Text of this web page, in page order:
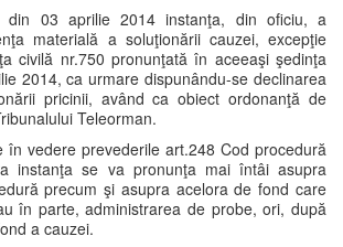
din 03 aprilie 2014 instanţa, din oficiu, a
materială a soluţionării cauzei, excepţie
civilă nr.750 pronunţată în aceeaşi şedinţa
2014, ca urmare dispunându-se declinarea
pricinii, având ca obiect ordonanţă de
Teleorman.
în vedere prevederile art.248 Cod procedură
instanţa se va pronunţa mai întâi asupra
precum şi asupra acelora de fond care
în parte, administrarea de probe, ori, după
a cauzei.